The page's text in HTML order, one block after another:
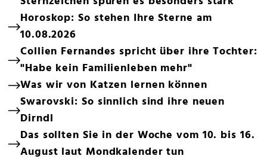
Horoskop: So stehen Ihre Sterne am
10.08.2026
Collien Fernandes spricht über ihre Tochter:
"Habe kein Familienleben mehr"
Was wir von Katzen lernen können
Swarovski: So sinnlich sind ihre neuen
Dirndl
Das sollten Sie in der Woche vom 10. bis 16.
August laut Mondkalender tun